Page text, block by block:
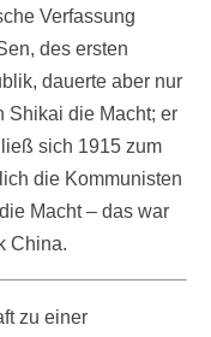
Verfassung
des ersten
dauerte aber nur
Shikai die Macht; er
sich 1915 zum
die Kommunisten
Macht – das war
China.
zu einer